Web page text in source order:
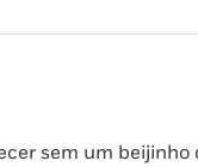
sem um beijinho